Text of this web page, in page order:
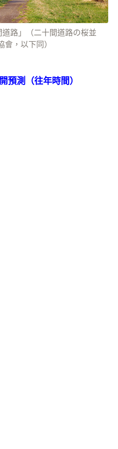
路」（二十間道路の桜並
，以下同）
預測（往年時間）